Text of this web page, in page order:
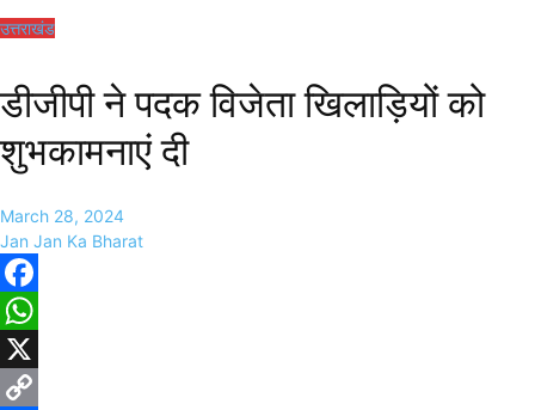
उत्तराखंड
डीजीपी ने पदक विजेता खिलाड़ियों को
शुभकामनाएं दी
March 28, 2024
Jan Jan Ka Bharat
Facebook
WhatsApp
X